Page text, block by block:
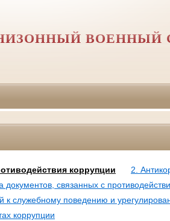
ВОЕННЫЙ
коррупции
2.
связанных с
служебному поведению и
коррупции